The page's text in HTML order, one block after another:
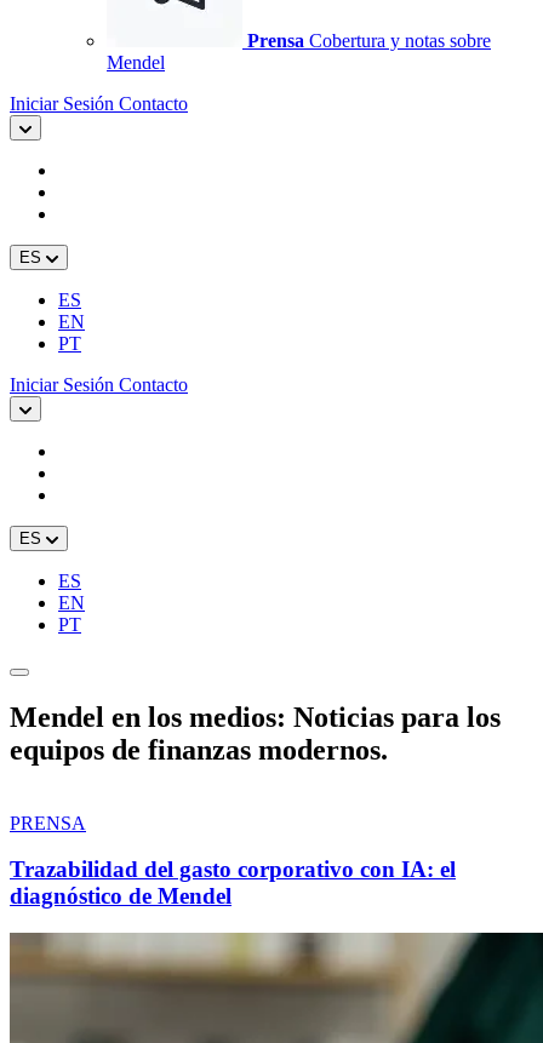
Prensa Cobertura y notas sobre
Mendel
Iniciar Sesión Contacto
ES
ES
EN
PT
Iniciar Sesión Contacto
ES
ES
EN
PT
Mendel en los medios: Noticias para los
equipos de finanzas modernos.
PRENSA
Trazabilidad del gasto corporativo con IA: el
diagnóstico de Mendel